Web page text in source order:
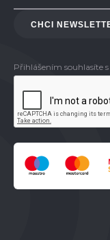
CHCI
Přihlášením souhlasíte s